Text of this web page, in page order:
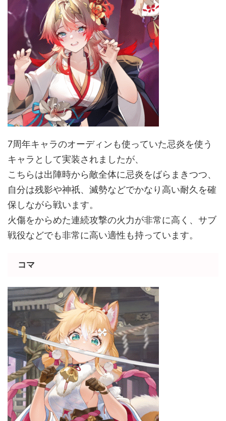
7周年キャラのオーディンも使っていた忌炎を使う
キャラとして実装されましたが、
こちらは出陣時から敵全体に忌炎をばらまきつつ、
自分は残影や神祇、滅勢などでかなり高い耐久を確
保しながら戦います。
火傷をからめた連続攻撃の火力が非常に高く、サブ
戦役などでも非常に高い適性も持っています。
コマ